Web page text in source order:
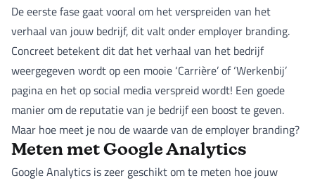
De eerste fase gaat vooral om het verspreiden van het
verhaal van jouw bedrijf, dit valt onder employer branding.
Concreet betekent dit dat het verhaal van het bedrijf
weergegeven wordt op een mooie ‘Carrière’ of ‘Werkenbij’
pagina en het op social media verspreid wordt! Een goede
manier om de reputatie van je bedrijf een boost te geven.
Maar hoe meet je nou de waarde van de employer branding?
Meten met Google Analytics
Google Analytics is zeer geschikt om te meten hoe jouw